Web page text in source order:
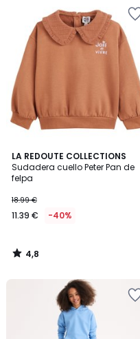
LA REDOUTE COLLECTIONS
Sudadera cuello Peter Pan de
felpa
18.99 €
11.39 € -40%
4,8
/ 5
4,8
/